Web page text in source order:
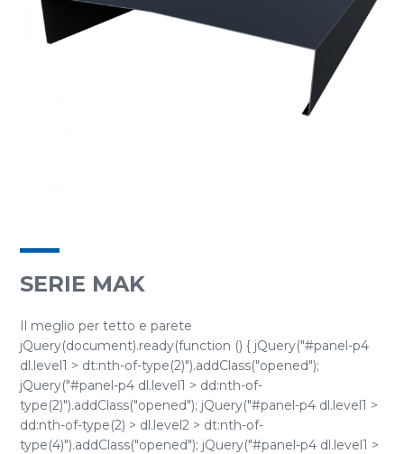
SERIE MAK
Il meglio per tetto e parete
jQuery(document).ready(function () { jQuery("#panel-p4
dl.level1 > dt:nth-of-type(2)").addClass("opened");
jQuery("#panel-p4 dl.level1 > dd:nth-of-
type(2)").addClass("opened"); jQuery("#panel-p4 dl.level1 >
dd:nth-of-type(2) > dl.level2 > dt:nth-of-
type(4)").addClass("opened"); jQuery("#panel-p4 dl.level1 >